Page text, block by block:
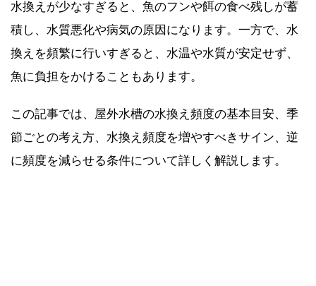
水換えが少なすぎると、魚のフンや餌の食べ残しが蓄
積し、水質悪化や病気の原因になります。一方で、水
換えを頻繁に行いすぎると、水温や水質が安定せず、
魚に負担をかけることもあります。
この記事では、屋外水槽の水換え頻度の基本目安、季
節ごとの考え方、水換え頻度を増やすべきサイン、逆
に頻度を減らせる条件について詳しく解説します。